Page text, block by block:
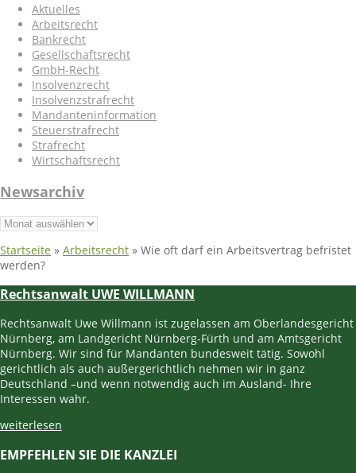
Aktuelles
Arbeitsrecht
Bankrecht
Gesellschaftsrecht
GmbH-Recht
Insolvenzrecht
Insolvenzstrafrecht
Mandanteninformation
Steuerstrafrecht
Strafrecht
Wirtschaftsrecht
Newsarchiv
Newsarchiv
Startseite » Arbeitsrecht » Wie oft darf ein Arbeitsvertrag befristet
werden?
Rechtsanwalt UWE WILLMANN
Rechtsanwalt Uwe Willmann ist zugelassen am Oberlandesgericht
Nürnberg, am Landgericht Nürnberg-Fürth und am Amtsgericht
Nürnberg. Wir sind für Mandanten bundesweit tätig. Sowohl
gerichtlich als auch außergerichtlich nehmen wir in ganz
Deutschland –und wenn notwendig auch im Ausland- Ihre
Interessen wahr.
weiterlesen
EMPFEHLEN SIE DIE KANZLEI